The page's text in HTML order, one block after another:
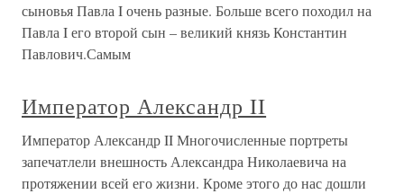
сыновья Павла I очень разные. Больше всего походил на
Павла I его второй сын – великий князь Константин
Павлович.Самым
Император Александр II
Император Александр II Многочисленные портреты
запечатлели внешность Александра Николаевича на
протяжении всей его жизни. Кроме этого до нас дошли